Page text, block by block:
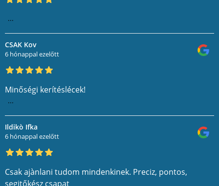
...
CSAK Kov
6 hónappal ezelőtt
Minőségi kerítéslécek!
...
Ildikò Ifka
6 hónappal ezelőtt
Csak ajànlani tudom mindenkinek. Preciz, pontos,
segitőkész csapat